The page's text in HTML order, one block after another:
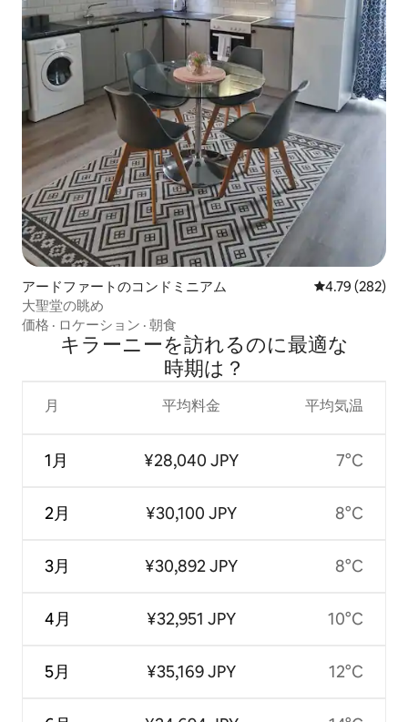
アードファートのコンドミニアム レビュー282
4.79 (282)
大聖堂の眺め
価格 · ロケーション · 朝食
キラーニーを訪⁠れ⁠るの⁠に最⁠適⁠な
時⁠期⁠は⁠？
月
1月
2月
3月
4月
5月
平均料金
¥28,040 JPY
¥30,100 JPY
¥30,892 JPY
¥32,951 JPY
¥35,169 JPY
平均気温
7°C
8°C
8°C
10°C
12°C